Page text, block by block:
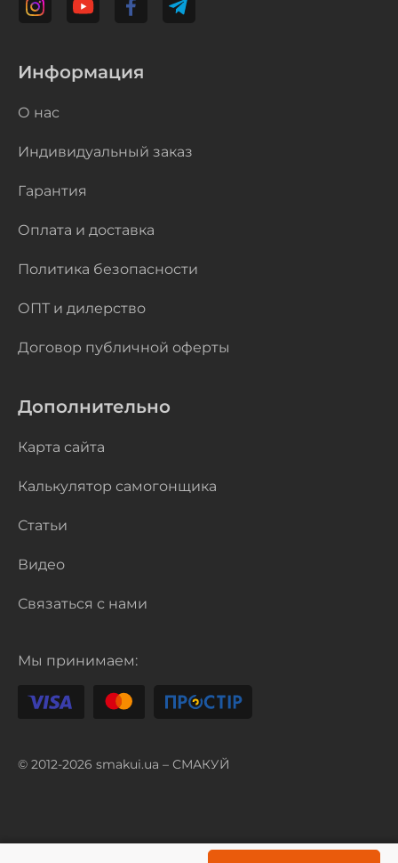
Информация
О нас
Индивидуальный заказ
Гарантия
Оплата и доставка
Политика безопасности
ОПТ и дилерство
Договор публичной оферты
Дополнительно
Карта сайта
Калькулятор самогонщика
Статьи
Видео
Связаться с нами
Мы принимаем:
© 2012-2026 smakui.ua – СМАКУЙ